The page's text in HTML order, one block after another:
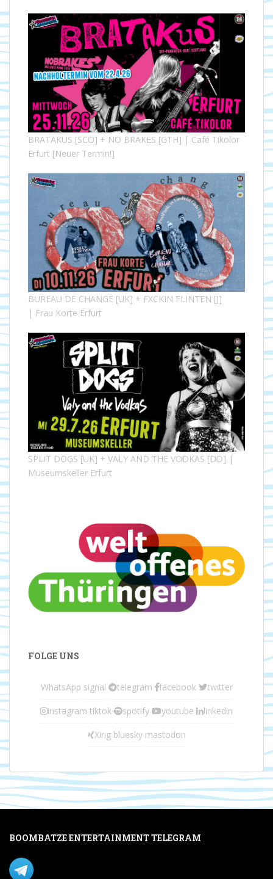
BRATAKUS [SCO] + NO BRAKES [GTH] | Café Tikolor
Erfurt [Neuer Termin!]
BUREAU DE CHANGE [UK] + FXCKIN FLINTEN [J]
| Frau Korte Erfurt
SPLIT DOGS [UK] + VALY AND THE VODKAS [DD] |
Museumskeller Erfurt
FOLGE UNS
WhatsApp signal telegram facebook twitter
instagram tiktok spotify youtube linkedin
Xing bluesky mastodon
BOOMBATZE ENTERTAINMENT TELEGRAM